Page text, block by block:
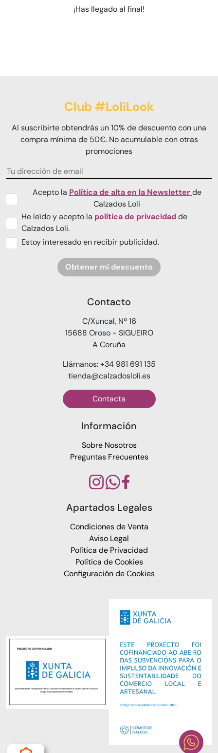
¡Has llegado al final!
Club #LoliLook
Al suscribirte obtendrás un 10% de descuento con una
compra mínima de 50€. No acumulable con otras
promociones
Acepto la Política de alta en la Newsletterde
Calzados Loli
He leído y acepto la política de privacidadde
Calzados Loli.
Estoy interesado en recibir publicidad.
Obtener mi descuento
Contacto
C/Xuncal, Nº 16
15688 Oroso - SIGUEIRO
A Coruña
Llámanos: +34 981 691 135
tienda@calzadosloli.es
Contacta
Información
Sobre Nosotros
Preguntas Frecuentes
Apartados Legales
Condiciones de Venta
Aviso Legal
Política de Privacidad
Política de Cookies
Configuración de Cookies